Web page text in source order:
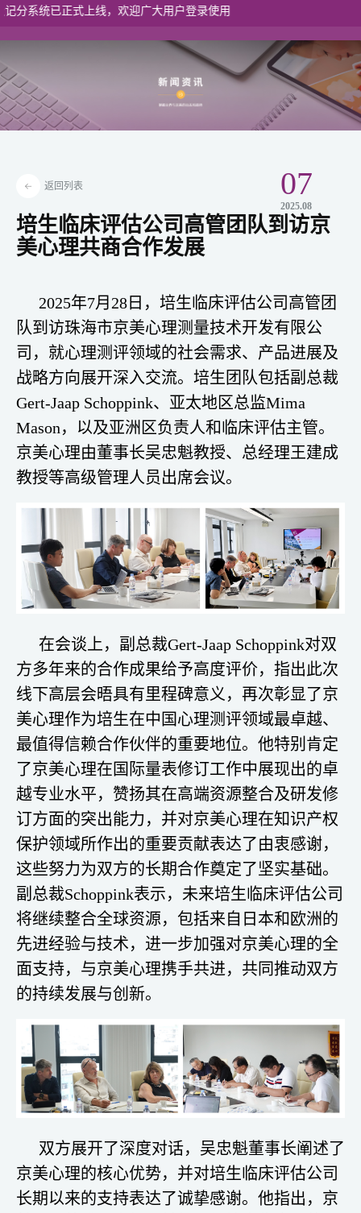
统已正式上线，欢迎广大用户登录使用
港澳入口
返回列表
培生临床评估公司高管团队到访京
美心理共商合作发展
2025年7月28日，培生临床评估公司高管团
队到访珠海市京美心理测量技术开发有限公
司，就心理测评领域的社会需求、产品进展及
战略方向展开深入交流。培生团队包括副总裁
Gert-Jaap Schoppink、亚太地区总监Mima
Mason，以及亚洲区负责人和临床评估主管。
京美心理由董事长吴忠魁教授、总经理王建成
教授等高级管理人员出席会议。
在会谈上，副总裁Gert-Jaap Schoppink对双
方多年来的合作成果给予高度评价，指出此次
线下高层会晤具有里程碑意义，再次彰显了京
美心理作为培生在中国心理测评领域最卓越、
最值得信赖合作伙伴的重要地位。他特别肯定
了京美心理在国际量表修订工作中展现出的卓
越专业水平，赞扬其在高端资源整合及研发修
订方面的突出能力，并对京美心理在知识产权
保护领域所作出的重要贡献表达了由衷感谢，
这些努力为双方的长期合作奠定了坚实基础。
副总裁Schoppink表示，未来培生临床评估公司
将继续整合全球资源，包括来自日本和欧洲的
先进经验与技术，进一步加强对京美心理的全
面支持，与京美心理携手共进，共同推动双方
的持续发展与创新。
双方展开了深度对话，吴忠魁董事长阐述了
京美心理的核心优势，并对培生临床评估公司
长期以来的支持表达了诚挚感谢。他指出，京
07
2025.08